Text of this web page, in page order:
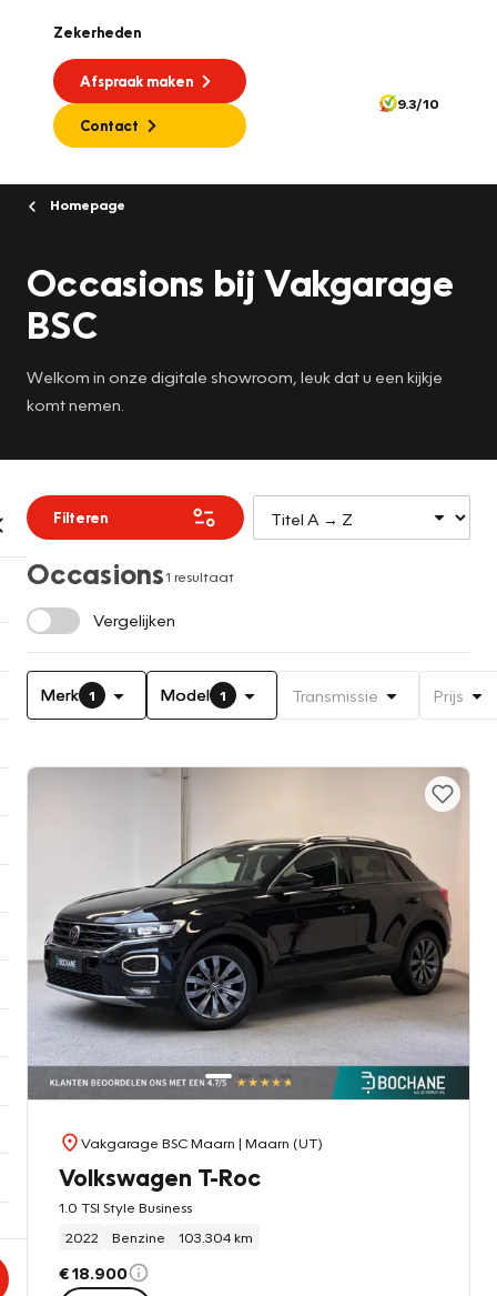
Zekerheden
Afspraak maken
Contact
9.3/10
Homepage
Occasions bij Vakgarage
BSC
Welkom in onze digitale showroom, leuk dat u een kijkje
komt nemen.
Filteren
Occasions1 resultaat
Vergelijken
Merk 1 Model 1 Transmissie Prijs
Vakgarage BSC Maarn | Maarn (UT)
Volkswagen T-Roc
1.0 TSI Style Business
2022
Benzine 103.304 km
€ 18.900